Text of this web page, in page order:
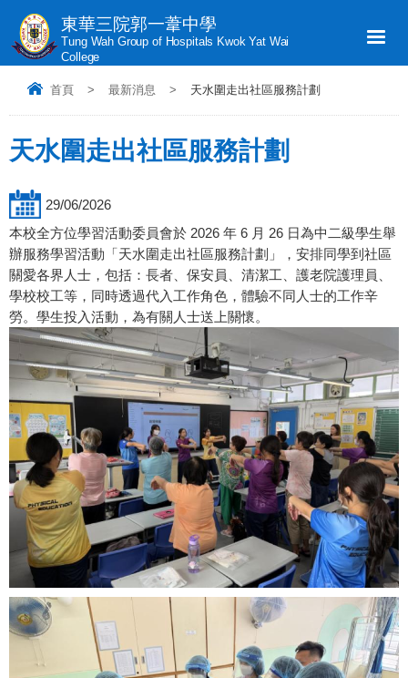
東華三院郭一葦中學
Tung Wah Group of Hospitals Kwok Yat Wai
College
首頁 > 最新消息 > 天水圍走出社區服務計劃
天水圍走出社區服務計劃
29/06/2026
本校全方位學習活動委員會於 2026 年 6 月 26 日為中二級學生舉
辦服務學習活動「天水圍走出社區服務計劃」，安排同學到社區
關愛各界人士，包括：長者、保安員、清潔工、護老院護理員、
學校校工等，同時透過代入工作角色，體驗不同人士的工作辛
勞。學生投入活動，為有關人士送上關懷。